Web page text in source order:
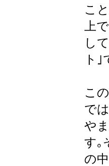
こ
上
し
ト｣
こ
で
や
す｡
の